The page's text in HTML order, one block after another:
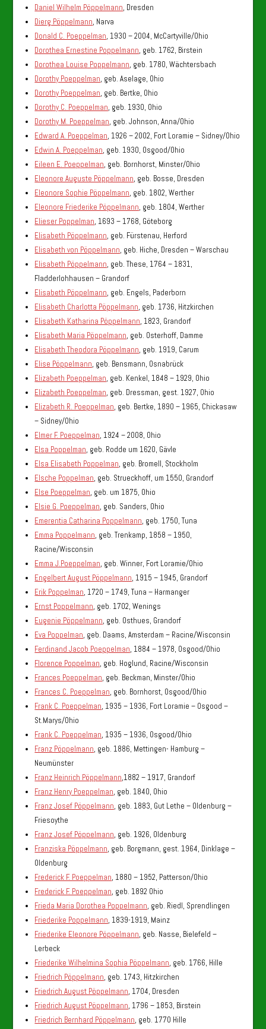
Daniel Wilhelm Pöppelmann, Dresden
Dierg Pöppelmann, Narva
Donald C. Poeppelman, 1930 – 2004, McCartyville/Ohio
Dorothea Ernestine Poppelmann, geb. 1762, Birstein
Dorothea Louise Poppelmann, geb. 1780, Wächtersbach
Dorothy Poeppelman, geb. Aselage, Ohio
Dorothy Poeppelman, geb. Bertke, Ohio
Dorothy C. Poeppelman, geb. 1930, Ohio
Dorothy M. Poeppelman, geb. Johnson, Anna/Ohio
Edward A. Poeppelman, 1926 – 2002, Fort Loramie – Sidney/Ohio
Edwin A. Poeppelman, geb. 1930, Osgood/Ohio
Eileen E. Poeppelman, geb. Bornhorst, Minster/Ohio
Eleonore Auguste Pöppelmann, geb. Bosse, Dresden
Eleonore Sophie Pöppelmann, geb. 1802, Werther
Eleonore Friederike Pöppelmann, geb. 1804, Werther
Elieser Poppelman, 1693 – 1768, Göteborg
Elisabeth Pöppelmann, geb. Fürstenau, Herford
Elisabeth von Pöppelmann, geb. Hiche, Dresden – Warschau
Elisabeth Pöppelmann, geb. These, 1764 – 1831,
Fladderlohhausen – Grandorf
Elisabeth Pöppelmann, geb. Engels, Paderborn
Elisabeth Charlotta Pöppelmann, geb. 1736, Hitzkirchen
Elisabeth Katharina Pöppelmann, 1823, Grandorf
Elisabeth Maria Pöppelmann, geb. Osterhoff, Damme
Elisabeth Theodora Pöppelmann, geb. 1919, Carum
Elise Pöppelmann, geb. Bensmann, Osnabrück
Elizabeth Poeppelman, geb. Kenkel, 1848 – 1929, Ohio
Elizabeth Poeppelman, geb. Dressman, gest. 1927, Ohio
Elizabeth R. Poeppelman, geb. Bertke, 1890 – 1965, Chickasaw
– Sidney/Ohio
Elmer F. Poeppelman, 1924 – 2008, Ohio
Elsa Poppelman, geb. Rodde um 1620, Gävle
Elsa Elisabeth Poppelman, geb. Bromell, Stockholm
Elsche Poppelman, geb. Strueckhoff, um 1550, Grandorf
Else Poeppelman, geb. um 1875, Ohio
Elsie G. Poeppelman, geb. Sanders, Ohio
Emerentia Catharina Poppelmann, geb. 1750, Tuna
Emma Poppelmann, geb. Trenkamp, 1858 – 1950,
Racine/Wisconsin
Emma J.Poeppelman, geb. Winner, Fort Loramie/Ohio
Engelbert August Pöppelmann, 1915 – 1945, Grandorf
Erik Poppelman, 1720 – 1749, Tuna – Harmanger
Ernst Poppelmann, geb. 1702, Wenings
Eugenie Pöppelmann, geb. Osthues, Grandorf
Eva Poppelman, geb. Daams, Amsterdam – Racine/Wisconsin
Ferdinand Jacob Poeppelman, 1884 – 1978, Osgood/Ohio
Florence Poppelman, geb. Hoglund, Racine/Wisconsin
Frances Poeppelman, geb. Beckman, Minster/Ohio
Frances C. Poeppelman, geb. Bornhorst, Osgood/Ohio
Frank C. Poeppelman, 1935 – 1936, Fort Loramie – Osgood –
St.Marys/Ohio
Frank C. Poeppelman, 1935 – 1936, Osgood/Ohio
Franz Pöppelmann, geb. 1886, Mettingen- Hamburg –
Neumünster
Franz Heinrich Pöppelmann,1882 – 1917, Grandorf
Franz Henry Poeppelman, geb. 1840, Ohio
Franz Josef Pöppelmann, geb. 1883, Gut Lethe – Oldenburg –
Friesoythe
Franz Josef Pöppelmann, geb. 1926, Oldenburg
Franziska Pöppelmann, geb. Borgmann, gest. 1964, Dinklage –
Oldenburg
Frederick F. Poeppelman, 1880 – 1952, Patterson/Ohio
Frederick F. Poeppelman, geb. 1892 Ohio
Frieda Maria Dorothea Poppelmann, geb. Riedl, Sprendlingen
Friederike Poppelmann, 1839-1919, Mainz
Friederike Eleonore Pöppelmann, geb. Nasse, Bielefeld –
Lerbeck
Friederike Wilhelmina Sophia Pöppelmann, geb. 1766, Hille
Friedrich Pöppelmann, geb. 1743, Hitzkirchen
Friedrich August Pöppelmann, 1704, Dresden
Friedrich August Pöppelmann, 1796 – 1853, Birstein
Friedrich Bernhard Pöppelmann, geb. 1770 Hille